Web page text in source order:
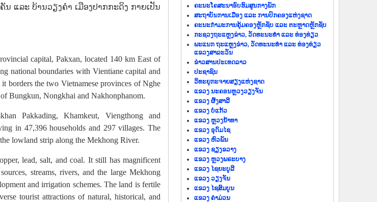
ນ ແລະ ບ້ານວຽງຄໍາ ເມືອງປາກກະດິງ ກາຍເປັນ
capital, Pakxan, located 140 km East of
national boundaries with Vientiane capital and
borders the two Vietnamese provinces of Nghe
Bungkun, Nongkhai and Nakhonphanom.
Pakkading, Khamkeut, Viengthong and
in 47,396 households and 297 villages. The
lowland strip along the Mekhong River.
lead, salt, and coal. It still has magnificent
streams, rivers, and the large Mekhong
and irrigation schemes. The land is fertile
tourist attractions of natural, historical, and
ຄະນະໂຄສະນາອົບຮົມສູນກາງພັກ
ສະຖາບັນການເມືອງ ແລະ ການປົກຄອງແຫ່ງຊາດ
ຄະນະ​ກຳມະການ​ຄຸ້ມ​ຄອງ​ຫຼັກ​ຊັບ ແລະ ຕະຫຼາດຫຼັກຊັບ
ກະຊວງຖະແຫຼງຂ່າວ, ວັດທະນະທຳ ແລະ ທ່ອງທ່ຽວ
ພະແນກ ຖະແຫຼງຂ່າວ, ວັດທະນະທຳ ແລະ ທ່ອງທ່ຽວ
ແຂວງສາລະວັນ
ຂ່າວ​ສານ​ປະ​ເທດ​ລາວ
ປະ​ຊາ​ຊົນ
ວິທະຍຸກະຈາຍສຽງແຫ່ງຊາດ
ແຂວງ ນະ​ຄອນຫຼວງວຽງ​ຈັນ
ແຂວງ ຜົ້ງ​ສາ​ລີ
ແຂວງ ບໍ່​ແກ້ວ
ແຂວງ ຫຼວງນໍ້າທາ
ແຂວງ ອຸດົມໄຊ
ແຂວງ ຫົວພັນ
ແຂວງ ຊຽງຂວາງ
ແຂວງ ຫຼວງພຣະບາງ
ແຂວງ ໄຊຍະບູລີ
ແຂວງ ວຽງຈັນ
ແຂວງ ໄຊສົມບູນ
ແຂວງ ຄຳມ່ວນ